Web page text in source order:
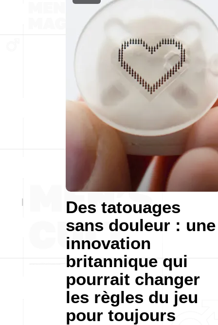
Des tatouages
sans douleur : une
innovation
britannique qui
pourrait changer
les règles du jeu
pour toujours